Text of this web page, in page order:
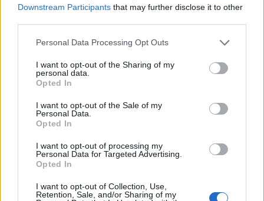
Downstream Participants that may further disclose it to other
Personal Data Processing Opt Outs
I want to opt-out of the Sharing of my
personal data.
Opted In
I want to opt-out of the Sale of my
Personal Data.
Opted In
I want to opt-out of processing my
Personal Data for Targeted Advertising.
Opted In
I want to opt-out of Collection, Use,
Retention, Sale, and/or Sharing of my
Status tematu: Brak możliwości dodawania odpowiedzi.
neunstickPL
Nieustannie próbuję dobrze założyć temat. Próba
jednak...Z jakiej gry pochodzi mój obecny avatar?
PS:Liczę na to, że w końcu dobrze zrobiłem temat i
w dobrym dziale.
3 lipca 2015